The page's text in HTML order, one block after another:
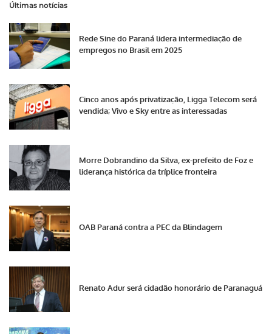
Últimas notícias
Rede Sine do Paraná lidera intermediação de
empregos no Brasil em 2025
Cinco anos após privatização, Ligga Telecom será
vendida; Vivo e Sky entre as interessadas
Morre Dobrandino da Silva, ex-prefeito de Foz e
liderança histórica da tríplice fronteira
OAB Paraná contra a PEC da Blindagem
Renato Adur será cidadão honorário de Paranaguá